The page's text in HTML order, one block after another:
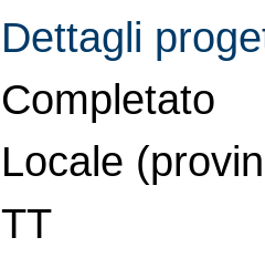
Dettagli
Completato
Locale
TT